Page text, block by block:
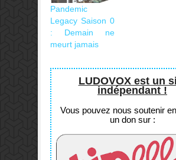
Pandemic
Legacy Saison 0
: Demain ne
meurt jamais
LUDOVOX est un
indépendant !
Vous pouvez nous soutenir
un don sur :